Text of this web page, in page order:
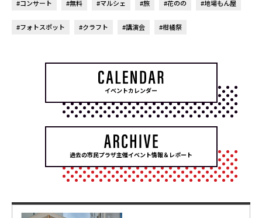
#コンサート #無料 #マルシェ #旅 #花のの #地場もん屋
#フォトスポット #クラフト #講演会 #柑橘祭
イベントカレンダー
過去の市民プラザ主催イベント情報＆レポート